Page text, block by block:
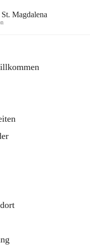
Magdalena